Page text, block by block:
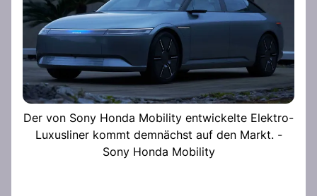
Der von Sony Honda Mobility entwickelte Elektro-
Luxusliner kommt demnächst auf den Markt. -
Sony Honda Mobility